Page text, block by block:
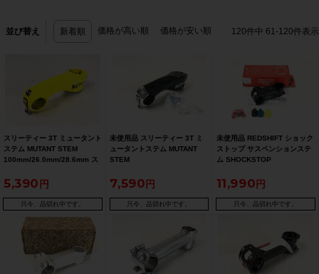
並び替え 新着順 価格が高い順 価格が安い順 120件中 61-120件表示
スリーティー 3T ミュータント
ステム MUTANT STEM
100mm/26.0mm/28.6mm ス
5,390
只今、品切れ中です。
未使用品 スリーティー 3T ミ
ュータントステム MUTANT
STEM
4mmシム付き) ステム
7,590
只今、品切れ中です。
未使用品 REDSHIFT ショック
ストップ サスペンションステ
ム SHOCKSTOP
80mm/6°/31.8mm/28.6mm
11,990
只今、品切れ中です。